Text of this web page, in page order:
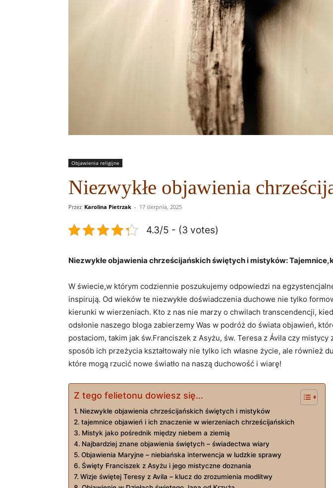
Objawienia religijne
Niezwykłe objawienia
Przez Karolina Pietrzak - 17 sierpnia, 2025
4.3/5 - (3 votes)
Niezwykłe objawienia chrześcijańskich świętych i mistyków:
W świecie,w którym codziennie poszukujemy odpowiedzi na
inspirują. Od wieków te niezwykłe doświadczenia duchowe nie tylko
kierunki w wierzeniach. Kto z nas nie marzy o chwilach transcendencji,
odsłonie naszego bloga zabierzemy Was w podróż do świata objawień,
postaciom, takim jak św.Franciszek z Asyżu, św. Teresa z Ávila czy
sposób ich przeżycia kształtowały nie tylko ich własne życie, ale
które mogą rzucić nowe światło na naszą duchowość i wiarę!
Z tego felietonu dowiesz się...
Niezwykłe objawienia chrześcijańskich świętych i mistyków
tajemnice objawień i ich znaczenie w wierzeniach chrześcijańskich
Mistyk jako pośrednik między niebem a ziemią
Najbardziej znane objawienia świętych – świadectwa wiary
Objawienia Maryjne – niebiańska interwencja w ludzkie sprawy
Święty Franciszek z Asyżu i jego mistyczne doznania
Wizje świętej Teresy z Avila – klucz do zrozumienia modlitwy